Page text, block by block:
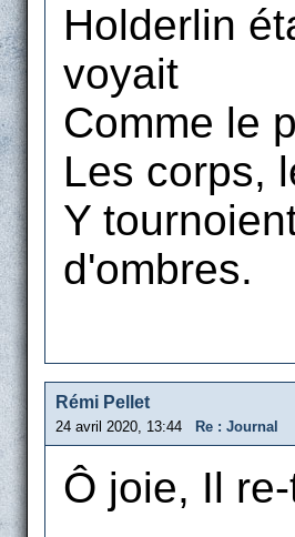
Holderlin
voyait
Comme le
Les corps,
Y
d'ombres.
Rémi Pellet
24 avril 2020, 13:44 Re : Journal
Ô joie, Il